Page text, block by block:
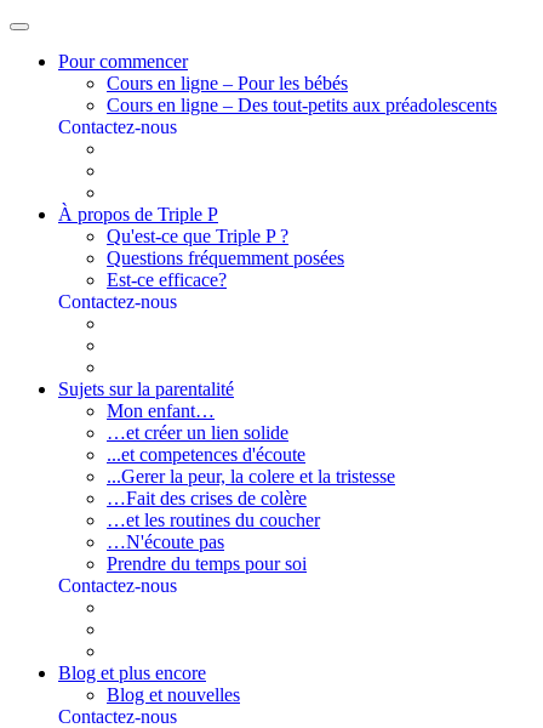
Pour commencer
Cours en ligne – Pour les bébés
Cours en ligne – Des tout-petits aux préadolescents
Contactez-nous
À propos de Triple P
Qu'est-ce que Triple P ?
Questions fréquemment posées
Est-ce efficace?
Contactez-nous
Sujets sur la parentalité
Mon enfant…
…et créer un lien solide
...et competences d'écoute
...Gerer la peur, la colere et la tristesse
…Fait des crises de colère
…et les routines du coucher
…N'écoute pas
Prendre du temps pour soi
Contactez-nous
Blog et plus encore
Blog et nouvelles
Contactez-nous